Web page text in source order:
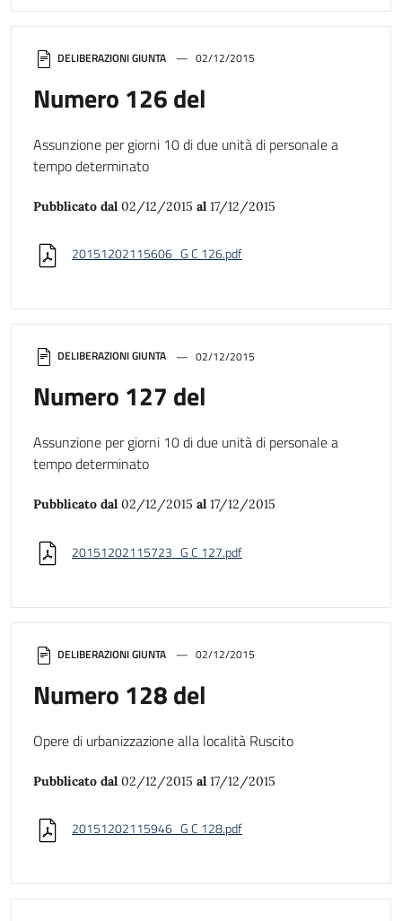
DELIBERAZIONI GIUNTA 02/12/2015
Numero 128 del
Opere di urbanizzazione alla località Ruscito
Pubblicato dal 02/12/2015 al 17/12/2015
20151202115946_G C 128.pdf
DELIBERAZIONI GIUNTA 02/12/2015
Numero 127 del
Assunzione per giorni 10 di due unità di personale a
tempo determinato
Pubblicato dal 02/12/2015 al 17/12/2015
20151202115723_G C 127.pdf
DELIBERAZIONI GIUNTA 02/12/2015
Numero 126 del
Assunzione per giorni 10 di due unità di personale a
tempo determinato
Pubblicato dal 02/12/2015 al 17/12/2015
20151202115606_G C 126.pdf